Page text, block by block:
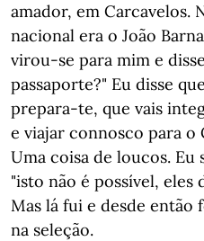
amador, em Carcavelos.
nacional era o João
virou-se para mim e
passaporte?" Eu disse
prepara-te, que vais
e viajar connosco para o
Uma coisa de loucos. Eu
"isto não é possível, eles
Mas lá fui e desde então
na seleção.